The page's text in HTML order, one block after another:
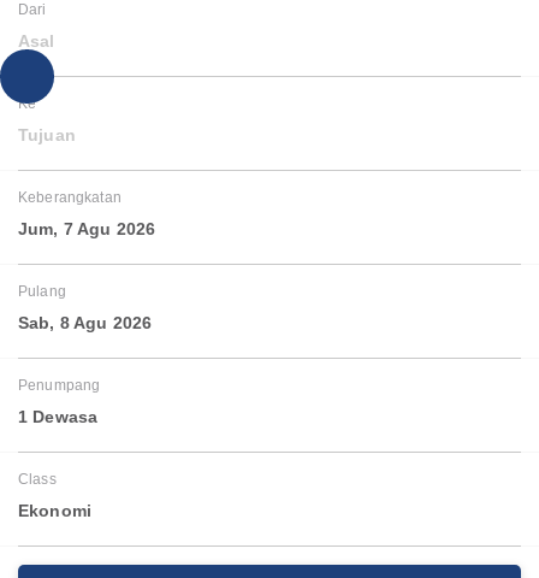
Dari
Asal
Ke
Tujuan
Keberangkatan
Jum, 7 Agu 2026
Pulang
Sab, 8 Agu 2026
Penumpang
1 Dewasa
Class
Ekonomi